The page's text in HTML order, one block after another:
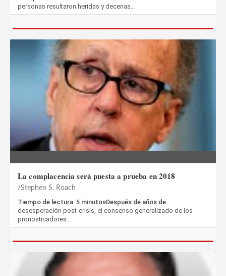
personas resultaron heridas y decenas…
La complacencia será puesta a prueba en 2018
Stephen S. Roach
Tiempo de lectura: 5 minutosDespués de años de
desesperación post-crisis, el consenso generalizado de los
pronosticadores…